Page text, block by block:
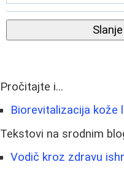
Pročitajte i...
Biorevitalizacija kože
Tekstovi na srodnim
Vodič kroz zdravu